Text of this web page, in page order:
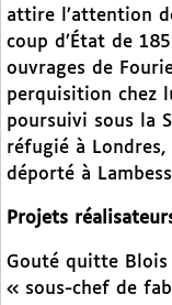
attire l’attention
coup d’État de
ouvrages de
perquisition chez
poursuivi sous la
réfugié à
déporté à
Projets
Gouté quitte
« sous-chef de